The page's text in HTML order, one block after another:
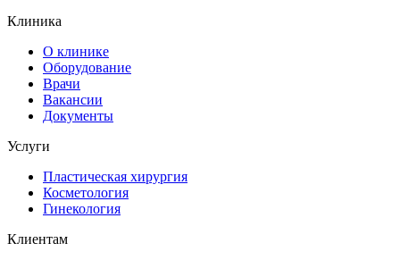
Клиника
О клинике
Оборудование
Врачи
Вакансии
Документы
Услуги
Пластическая хирургия
Косметология
Гинекология
Клиентам